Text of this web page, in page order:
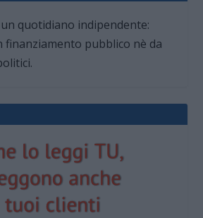
quotidiano indipendente:
finanziamento pubblico nè da